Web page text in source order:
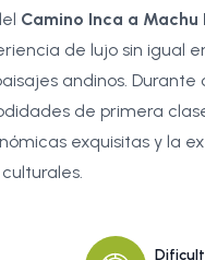
Camino Inca a Machu
de lujo sin igual
andinos. Durante
de primera
exquisitas y la